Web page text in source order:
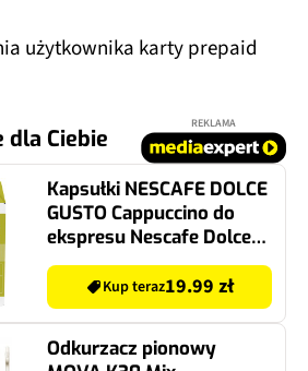
użytkownika karty prepaid
dla Ciebie
REKLAMA
Kapsułki NESCAFE DOLCE
GUSTO Cappuccino do
ekspresu Nescafe Dolce
Gusto 16 szt.
Kup teraz19.99 zł
Odkurzacz pionowy